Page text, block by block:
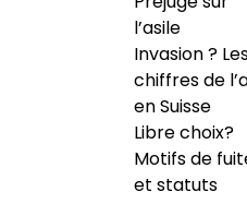
l’asile
Invasion ?
chiffres de
en Suisse
Libre choix?
Motifs de
et statuts